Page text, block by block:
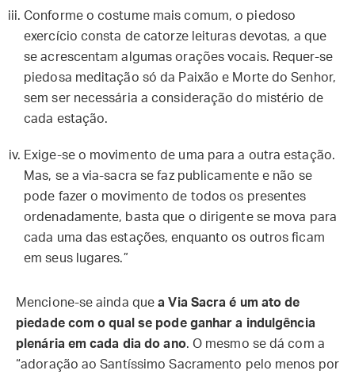
Conforme o costume mais comum, o piedoso
exercício consta de catorze leituras devotas, a que
se acrescentam algumas orações vocais. Requer-se
piedosa meditação só da Paixão e Morte do Senhor,
sem ser necessária a consideração do mistério de
cada estação.
Exige-se o movimento de uma para a outra estação.
Mas, se a via-sacra se faz publicamente e não se
pode fazer o movimento de todos os presentes
ordenadamente, basta que o dirigente se mova para
cada uma das estações, enquanto os outros ficam
em seus lugares.”
Mencione-se ainda quea Via Sacra é um ato de
piedade com o qual se pode ganhar a indulgência
plenária em cada dia do ano. O mesmo se dá com a
“adoração ao Santíssimo Sacramento pelo menos por